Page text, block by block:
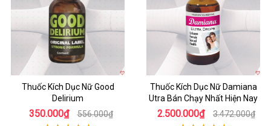
Thuốc Kích Dục Nữ Good
Delirium
350.000₫ 556.000₫
Thuốc Kích Dục Nữ Damiana
Utra Bán Chạy Nhất Hiện Nay
2.500.000₫ 3.472.000₫